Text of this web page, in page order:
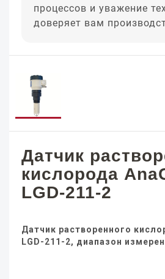
процессов и уважение
доверяет вам
Датчик
кислорода
LGD-211-2
Датчик растворенного
LGD-211-2, диапазон